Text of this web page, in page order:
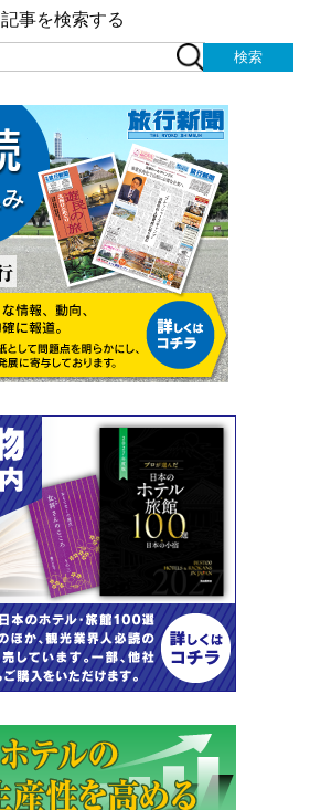
記事を検索する